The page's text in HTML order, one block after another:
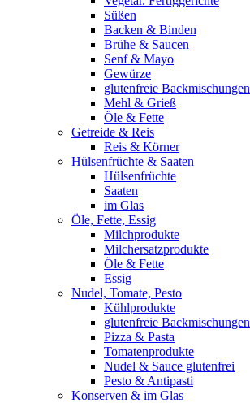
Süßen
Backen & Binden
Brühe & Saucen
Senf & Mayo
Gewürze
glutenfreie Backmischungen
Mehl & Grieß
Öle & Fette
Getreide & Reis
Reis & Körner
Hülsenfrüchte & Saaten
Hülsenfrüchte
Saaten
im Glas
Öle, Fette, Essig
Milchprodukte
Milchersatzprodukte
Öle & Fette
Essig
Nudel, Tomate, Pesto
Kühlprodukte
glutenfreie Backmischungen
Pizza & Pasta
Tomatenprodukte
Nudel & Sauce glutenfrei
Pesto & Antipasti
Konserven & im Glas